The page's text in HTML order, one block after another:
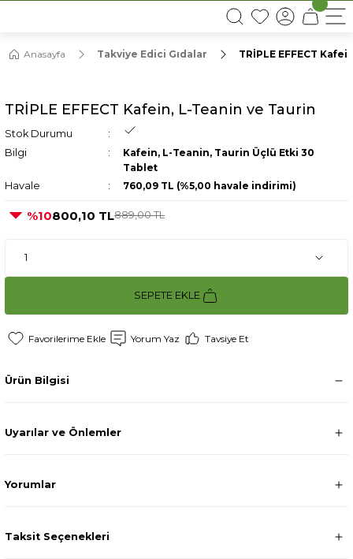
16:00’DAN ÖNCEKİ SİPARİŞLERDE AYNI GÜN KARGO
Anasayfa Takviye Edici Gıdalar TRİPLE EFFECT
TRİPLE EFFECT Kafein, L-Teanin ve Taurin
Stok Durumu
Bilgi
Kafein, L-Teanin, Taurin Üçlü Etki 30
Tablet
Havale
760,09 TL (%5,00 havale indirimi)
%10800,10 TL889,00 TL
SEPETE EKLE
Yorum Yaz Tavsiye Et
Ürün Bilgisi
Uyarılar ve Önlemler
Yorumlar
Taksit Seçenekleri